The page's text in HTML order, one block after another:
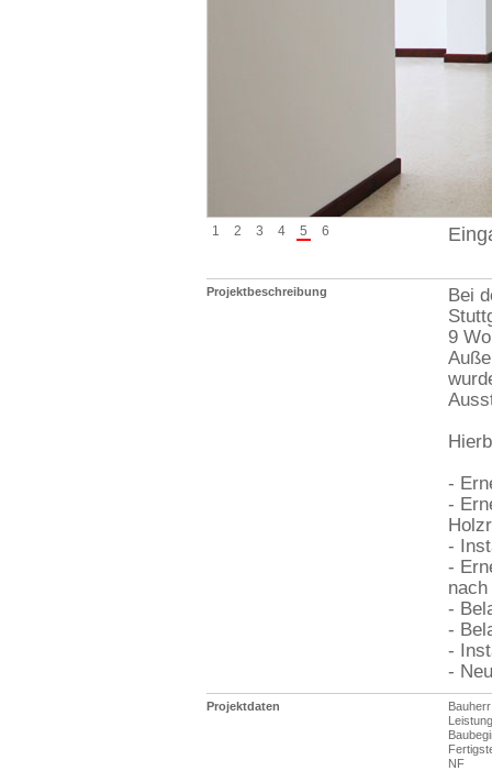
1 2 3 4 5 6
Projektbeschreibung
Bei
9
-
-
-
-
-
-
-
-
Projektdaten
Bauherr
NF